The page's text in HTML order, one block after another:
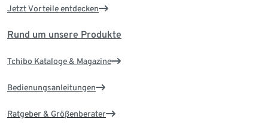
Jetzt Vorteile entdecken
Rund um unsere Produkte
Tchibo Kataloge & Magazine
Bedienungsanleitungen
Ratgeber & Größenberater